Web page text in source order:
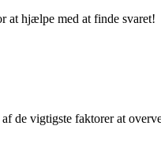
at hjælpe med at finde svaret!
de vigtigste faktorer at